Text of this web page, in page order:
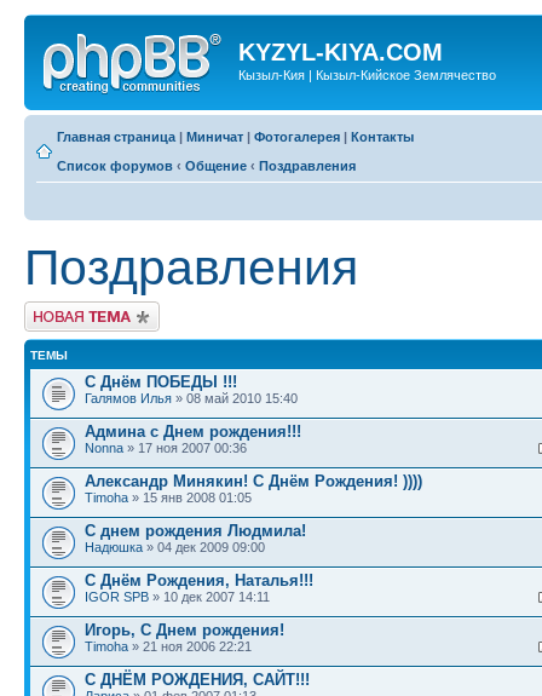
KYZYL-KIYA.COM
Кызыл-Кия | Кызыл-Кийское Землячество
Главная страница | Миничат | Фотогалерея | Контакты
Список форумов ‹ Общение ‹ Поздравления
Поздравления
Новая тема
ТЕМЫ
С Днём ПОБЕДЫ !!!
Галямов Илья » 08 май 2010 15:40
Админа с Днем рождения!!!
Nonna » 17 ноя 2007 00:36
Александр Минякин! С Днём Рождения! ))))
Timoha » 15 янв 2008 01:05
С днем рождения Людмила!
Надюшка » 04 дек 2009 09:00
С Днём Рождения, Наталья!!!
IGOR SPB » 10 дек 2007 14:11
Игорь, С Днем рождения!
Timoha » 21 ноя 2006 22:21
С ДНЁМ РОЖДЕНИЯ, САЙТ!!!